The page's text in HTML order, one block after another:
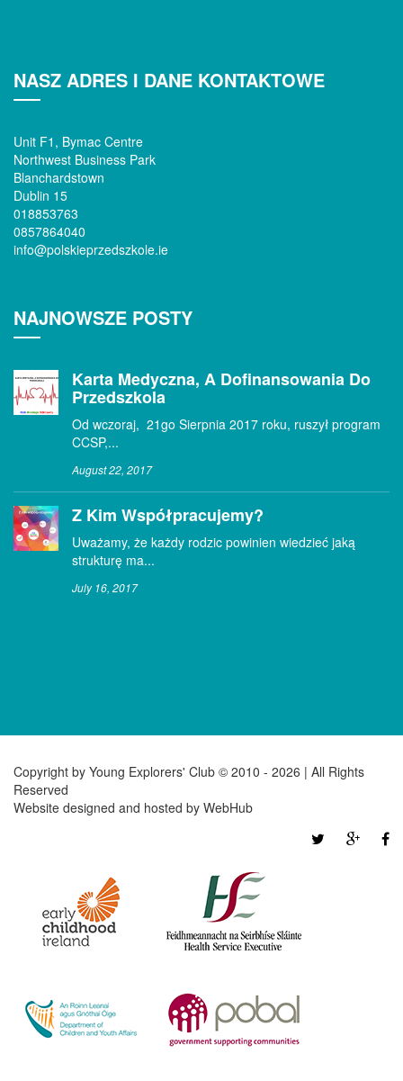
NASZ ADRES I DANE KONTAKTOWE
Unit F1, Bymac Centre
Northwest Business Park
Blanchardstown
Dublin 15
018853763
0857864040
info@polskieprzedszkole.ie
NAJNOWSZE POSTY
Karta Medyczna, A Dofinansowania Do
Przedszkola
Od wczoraj, 21go Sierpnia 2017 roku, ruszył program
CCSP,...
August 22, 2017
Z Kim Współpracujemy?
Uważamy, że każdy rodzic powinien wiedzieć jaką
strukturę ma...
July 16, 2017
Copyright by Young Explorers' Club © 2010 - 2026 | All Rights
Reserved
Website designed and hosted by WebHub